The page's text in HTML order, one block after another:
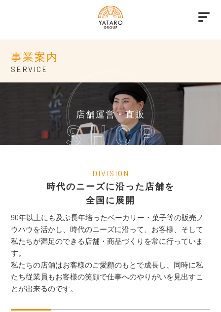
事業案内
SERVICE
店舗運営・直販
DIVISION
時代のニーズに沿った店舗を
全国に展開
90年以上にも及ぶ長年培ったベーカリー・菓子等の販売ノ
ウハウを活かし、時代のニーズに沿って、お客様、そして
私たちが満足のできる店舗・商品づくりを常に行っていま
す。
私たちの店舗はお客様のご愛顧のもとで成長し、同時に私
たち従業員もお客様の笑顔で仕事へのやりがいを見出すこ
とが出来るのです。